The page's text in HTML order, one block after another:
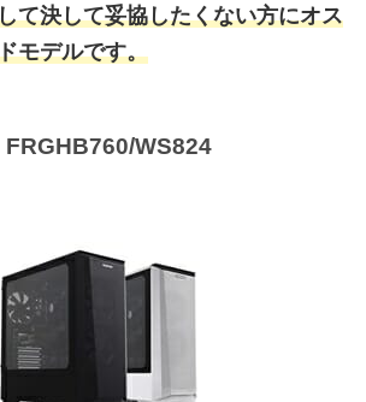
て決して妥協したくない方にオス
モデルです。
WS824